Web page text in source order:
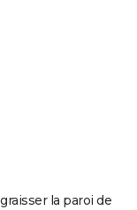
la paroi de